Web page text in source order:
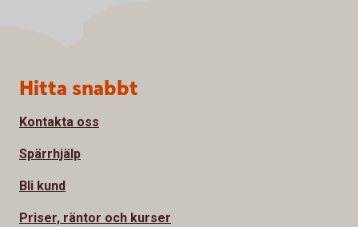
Sidfot
Hitta snabbt
Kontakta oss
Spärrhjälp
Bli kund
Priser, räntor och kurser